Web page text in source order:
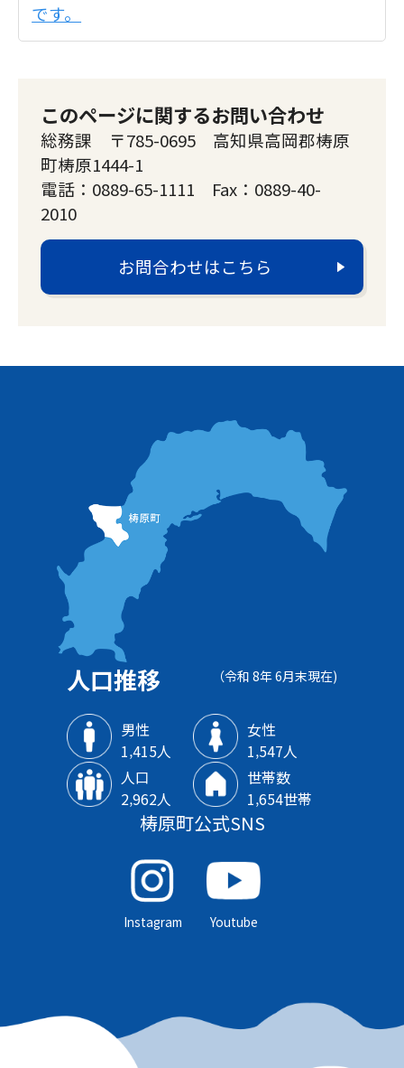
です。
このページに関するお問い合わせ
総務課 〒785-0695 高知県高岡郡梼原
町梼原1444-1
電話：0889-65-1111 Fax：0889-40-
2010
お問合わせはこちら
人口推移 （令和 8年 6月末現在)
男性
1‚415人
女性
1‚547人
人口
2‚962人
世帯数
1‚654世帯
梼原町公式SNS
Instagram Youtube